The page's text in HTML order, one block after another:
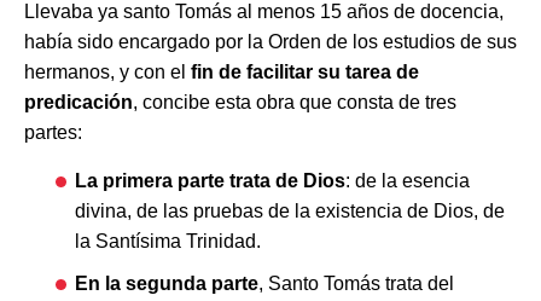
Llevaba ya santo Tomás al menos 15 años de docencia,
había sido encargado por la Orden de los estudios de sus
hermanos, y con el fin de facilitar su tarea de
predicación, concibe esta obra que consta de tres
partes:
La primera parte trata de Dios: de la esencia
divina, de las pruebas de la existencia de Dios, de
la Santísima Trinidad.
En la segunda parte, Santo Tomás trata del